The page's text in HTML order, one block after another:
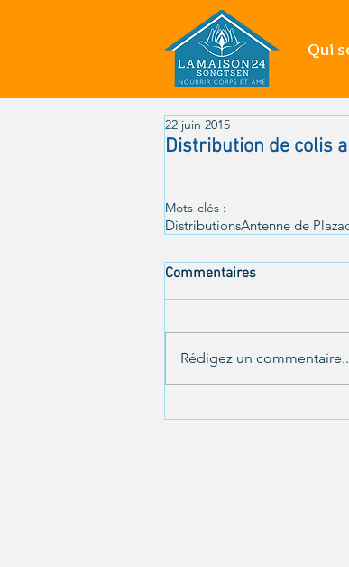
Distribution de colis
22 juin 2015
Mots-clés :
DistributionsAntenne de
Commentaires
Rédigez un
Qui